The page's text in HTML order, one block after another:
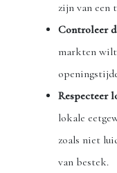
zijn van een
Controleer
markten wilt
Respecteer
lokale
zoals niet
van bestek.